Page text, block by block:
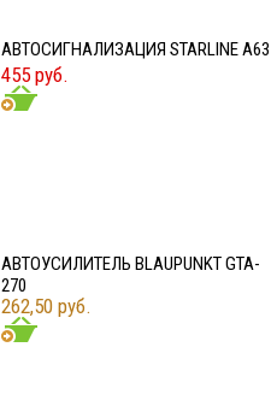
АВТОСИГНАЛИЗАЦИЯ STARLINE A63
455 руб.
АВТОУСИЛИТЕЛЬ BLAUPUNKT GTA-
270
262,50 руб.